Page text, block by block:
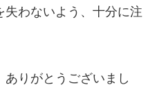
わないよう、十分に注
りがとうございまし